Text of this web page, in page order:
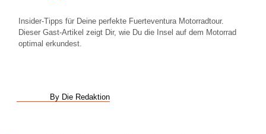
Insider-Tipps für Deine perfekte Fuerteventura Motorradtour.
Dieser Gast-Artikel zeigt Dir, wie Du die Insel auf dem Motorrad
optimal erkundest.
By Die Redaktion